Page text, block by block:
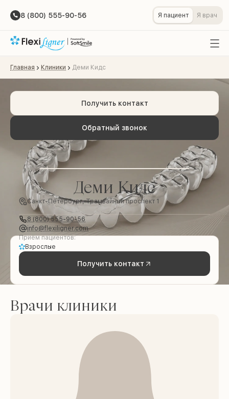
8 (800) 555-90-56 Я пациент Я врач
Главная Клиники Деми Кидс
Обратный звонок
Получить контакт
Деми Кидс
Санкт-Петербург, Трамвайный проспект 1
8 (800) 555-90-56
info@flexiligner.com
Приём пациентов:
Взрослые
Получить контакт
Врачи клиники